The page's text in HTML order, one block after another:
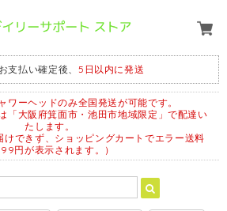
支払い確定後、 5日以内に発送
ワーヘッドのみ全国発送が可能です。
「大阪府箕面市・池田市地域限定」で配達い
たします。
けできず、ショッピングカートでエラー送料
円が表示されます。）